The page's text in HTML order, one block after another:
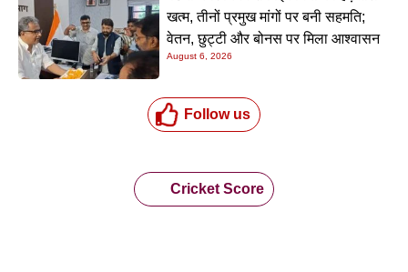
खत्म, तीनों प्रमुख मांगों पर बनी सहमति;
वेतन, छुट्टी और बोनस पर मिला आश्वासन
August 6, 2026
Follow us
Cricket Score